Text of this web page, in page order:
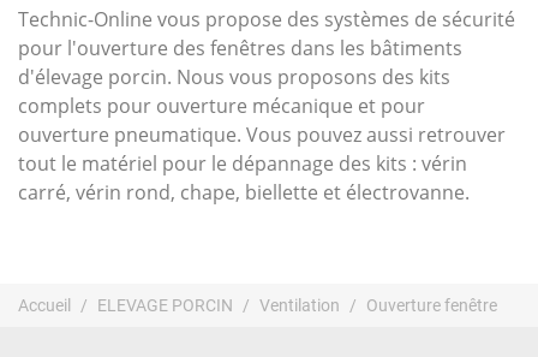
Technic-Online vous propose des systèmes de sécurité
pour l'ouverture des fenêtres dans les bâtiments
d'élevage porcin. Nous vous proposons des kits
complets pour ouverture mécanique et pour
ouverture pneumatique. Vous pouvez aussi retrouver
tout le matériel pour le dépannage des kits : vérin
carré, vérin rond, chape, biellette et électrovanne.
Accueil ELEVAGE PORCIN Ventilation Ouverture fenêtre